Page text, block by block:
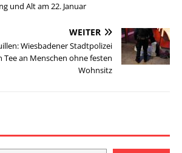
und Alt am 22. Januar
WEITER
Wiesbadener Stadtpolizei
Tee an Menschen ohne festen
Wohnsitz